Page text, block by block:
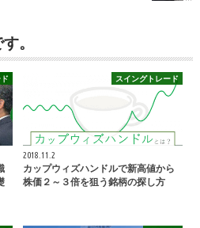
。
スイングトレード
2018.11.2
カップウィズハンドルで新高値から
株価２～３倍を狙う銘柄の探し方